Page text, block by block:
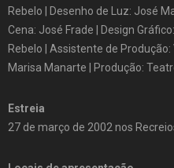
Rebelo | Desenho de Luz: José
Cena: José Frade | Design
Rebelo | Assistente de
Marisa Manarte | Produção:
Estreia
27 de março de 2002 nos